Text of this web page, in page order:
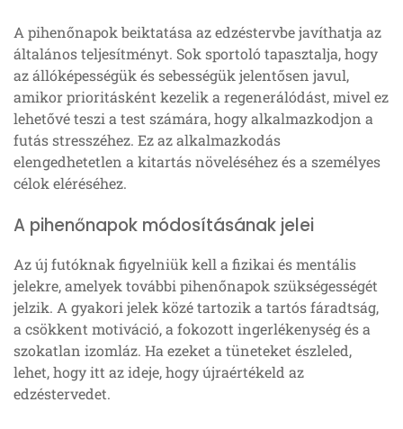
A pihenőnapok beiktatása az edzéstervbe javíthatja az
általános teljesítményt. Sok sportoló tapasztalja, hogy
az állóképességük és sebességük jelentősen javul,
amikor prioritásként kezelik a regenerálódást, mivel ez
lehetővé teszi a test számára, hogy alkalmazkodjon a
futás stresszéhez. Ez az alkalmazkodás
elengedhetetlen a kitartás növeléséhez és a személyes
célok eléréséhez.
A pihenőnapok módosításának jelei
Az új futóknak figyelniük kell a fizikai és mentális
jelekre, amelyek további pihenőnapok szükségességét
jelzik. A gyakori jelek közé tartozik a tartós fáradtság,
a csökkent motiváció, a fokozott ingerlékenység és a
szokatlan izomláz. Ha ezeket a tüneteket észleled,
lehet, hogy itt az ideje, hogy újraértékeld az
edzéstervedet.